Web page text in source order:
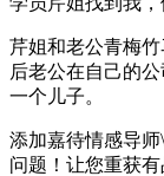
芹姐和老公青梅
后老公在自己的
一个儿子。
添加嘉待情感导师
问题！让您重获有